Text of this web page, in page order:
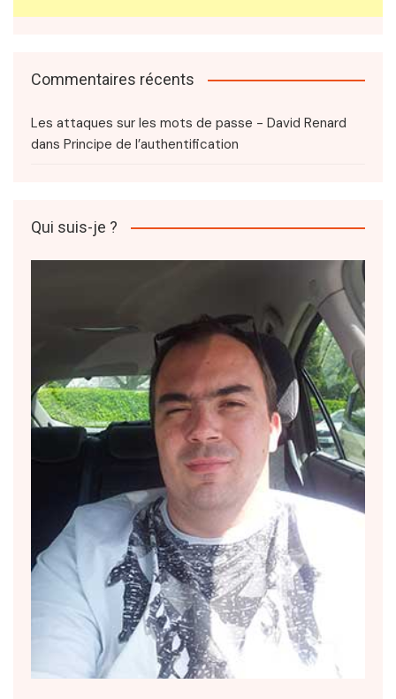
Commentaires récents
Les attaques sur les mots de passe - David Renard
dans Principe de l’authentification
Qui suis-je ?